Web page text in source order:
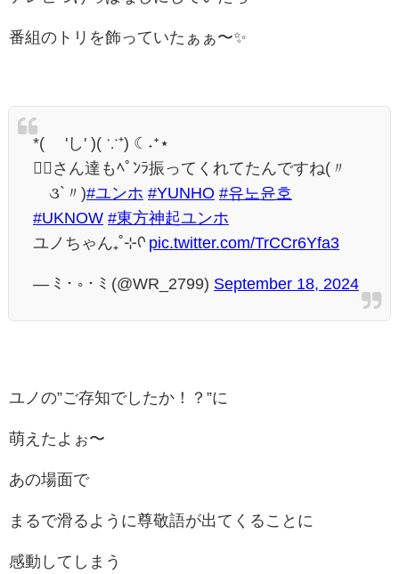
番組のトリを飾っていたぁぁ〜✨️
*( ´'し' )( ∵⁺) ☾˖ᐩ⋆
さん達もﾍﾟﾝﾗ振ってくれてたんですね(〃
´૩`〃)#ユンホ #YUNHO #유노윤호
#UKNOW #東方神起ユンホ
ユノちゃん₊˚⊹ᡣ pic.twitter.com/TrCCr6Yfa3
— ﾐ・◦・ﾐ (@WR_2799) September 18, 2024
ユノの”ご存知でしたか！？”に
萌えたよぉ〜
あの場面で
まるで滑るように尊敬語が出てくることに
感動してしまう